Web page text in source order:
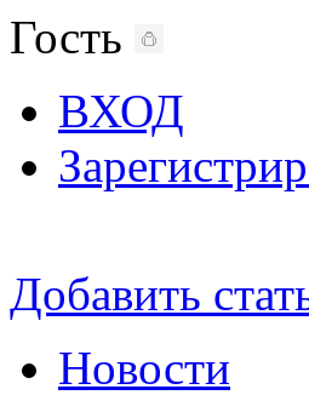
Гость
ВХОД
Добавить
Новости